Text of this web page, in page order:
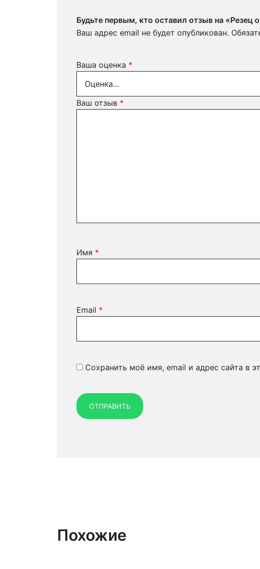
Будьте первым, кто оставил отзыв на «Резец
Ваш адрес email не будет опубликован.
Ваша оценка *
Ваш отзыв *
Имя *
Email *
Сохранить моё имя, email и адрес сайта в
Похожие